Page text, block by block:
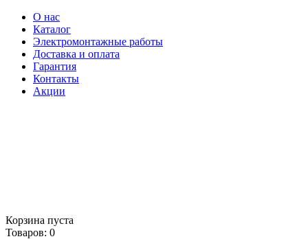
О нас
Каталог
Электромонтажные работы
Доставка и оплата
Гарантия
Контакты
Акции
Корзина пуста
Товаров: 0